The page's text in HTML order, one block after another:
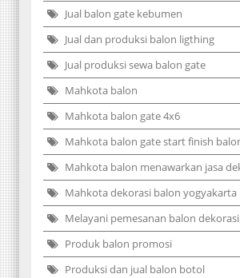
Jual balon gate kebumen
Jual dan produksi balon ligthing
Jual produksi sewa balon gate
Mahkota balon
Mahkota balon gate 4x6
Mahkota balon gate start finish
Mahkota balon menawarkan jasa
Mahkota dekorasi balon yogyakarta
Melayani pemesanan balon dekorasi
Produk balon promosi
Produksi dan jual balon botol